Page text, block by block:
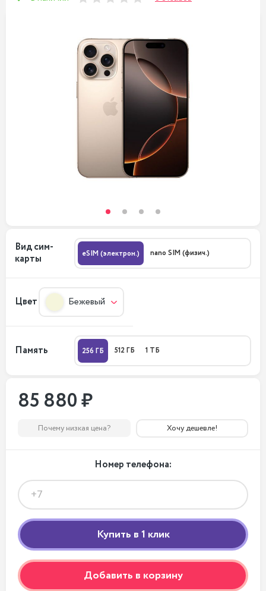
Вид сим-
карты
eSIM (электрон.) nano SIM (физич.)
Цвет Бежевый
Память 256 ГБ 512 ГБ 1 ТБ
85 880 ₽
Почему низкая цена? Хочу дешевле!
Номер телефона:
Добавить в корзину